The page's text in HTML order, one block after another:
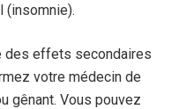
(insomnie).
des effets secondaires
votre médecin de
gênant. Vous pouvez